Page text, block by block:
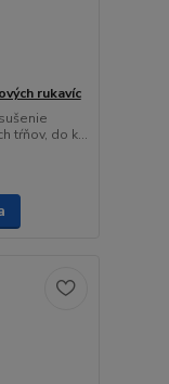
rukavíc
tŕňov, do k...